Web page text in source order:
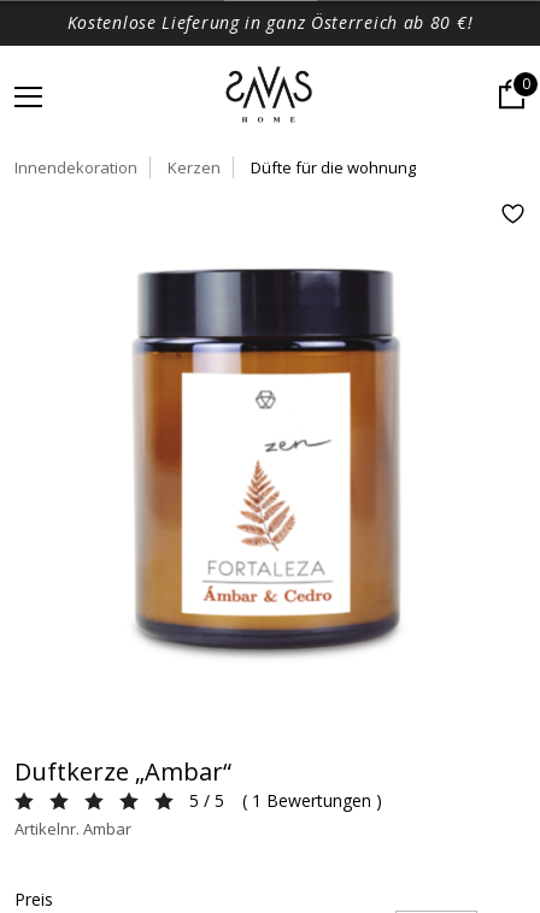
Kostenlose Lieferung in ganz Österreich ab 80 €!
0
Innendekoration Kerzen Düfte für die wohnung
Duftkerze „Ambar“
5 / 5 ( 1 Bewertungen )
Artikelnr. Ambar
Preis